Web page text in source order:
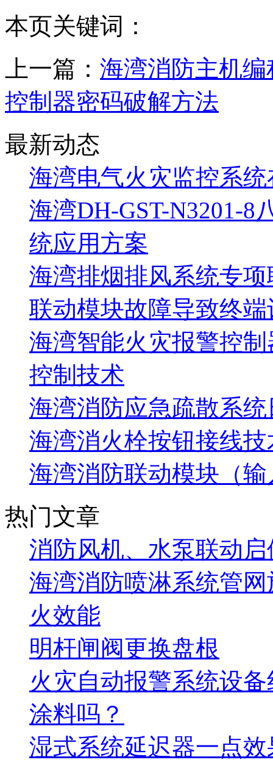
本页关键词：
上一篇： 海湾消防主机编
控制器密码破解方法
最新动态
海湾电气火灾监控系
海湾DH-GST-N3201-8
统应用方案
海湾排烟排风系统专
联动模块故障导致终
海湾智能火灾报警控
控制技术
海湾消防应急疏散系
海湾消火栓按钮接线
海湾消防联动模块（
热门文章
消防风机、水泵联动
海湾消防喷淋系统管
火效能
明杆闸阀更换盘根
火灾自动报警系统设
涂料吗？
湿式系统延迟器一点